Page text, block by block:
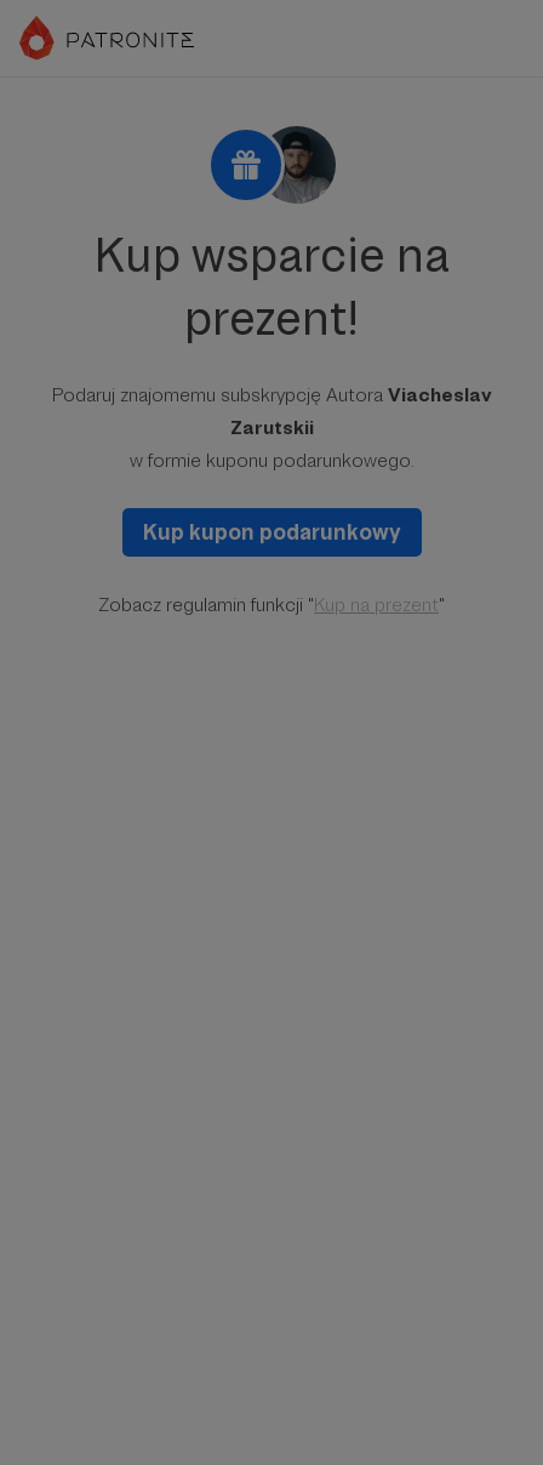
Kup wsparcie na
prezent!
Podaruj znajomemu subskrypcję Autora Viacheslav
Zarutskii
w formie kuponu podarunkowego.
Kup kupon podarunkowy
Zobacz regulamin funkcji "Kup na prezent"